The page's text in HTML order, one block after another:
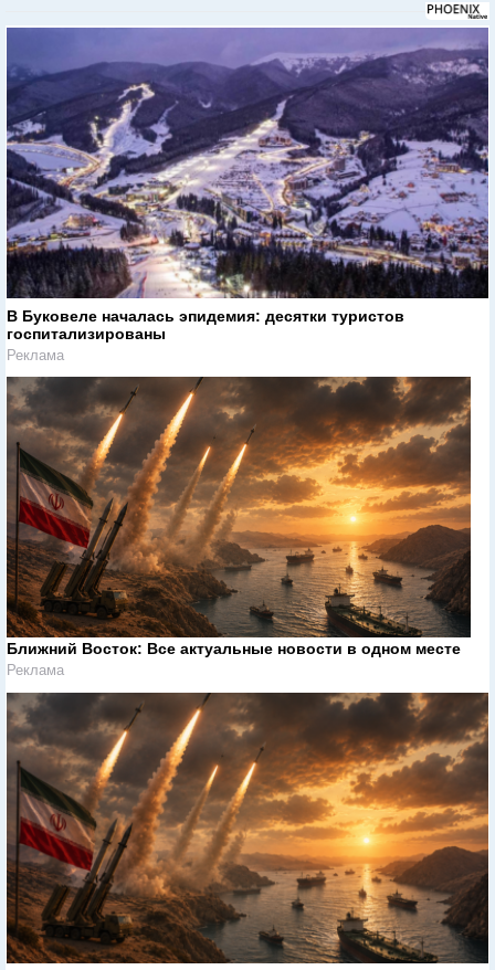
В Буковеле началась эпидемия: десятки туристов
госпитализированы
Реклама
Ближний Восток: Все актуальные новости в одном месте
Реклама